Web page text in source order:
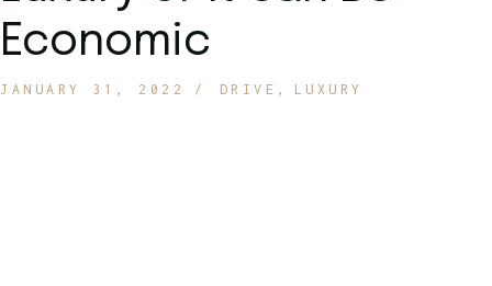
Economic
JANUARY 31, 2022 DRIVE LUXURY